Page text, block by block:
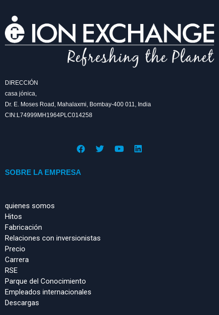
DIRECCIÓN
casa jónica,
Dr. E. Moses Road, Mahalaxmi, Bombay-400 011, India
CIN:L74999MH1964PLC014258
F
a
b
T
w
Y
o
L
i
SOBRE LA EMPRESA
quienes somos
Hitos
Fabricación
Relaciones con inversionistas
Precio
Carrera
RSE
Parque del Conocimiento
Empleados internacionales
Descargas